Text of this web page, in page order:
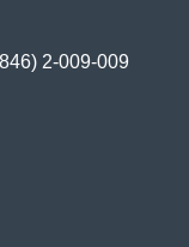
2-009-009